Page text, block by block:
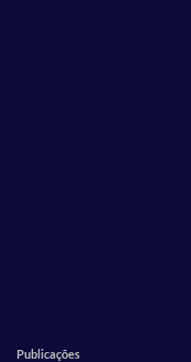
Publicações